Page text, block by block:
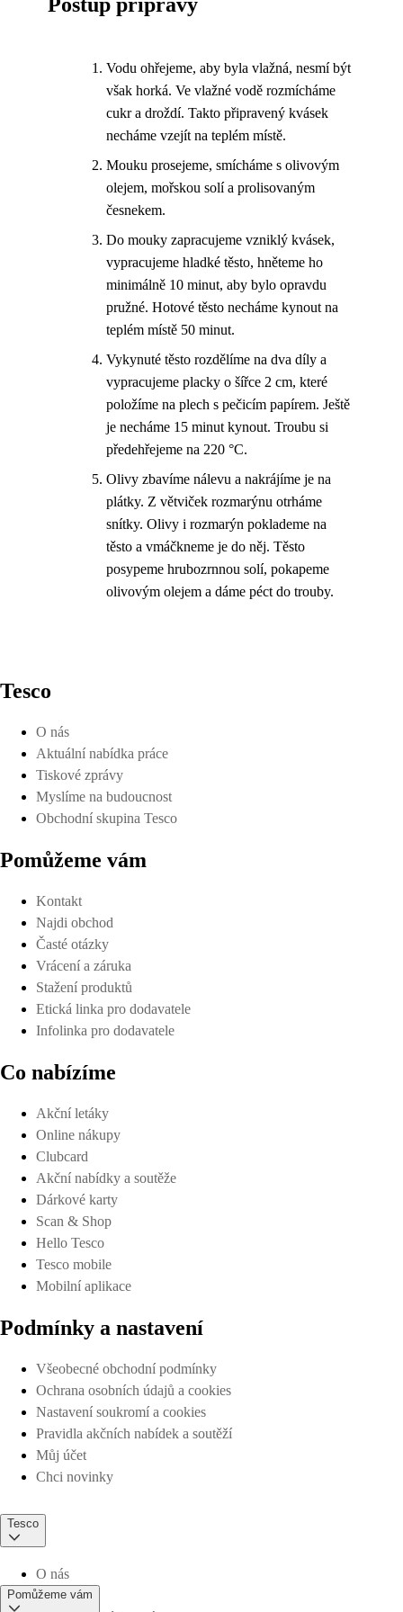
Vodu ohřejeme, aby byla vlažná, nesmí být
však horká. Ve vlažné vodě rozmícháme
cukr a droždí. Takto připravený kvásek
necháme vzejít na teplém místě.
Mouku prosejeme, smícháme s olivovým
olejem, mořskou solí a prolisovaným
česnekem.
Do mouky zapracujeme vzniklý kvásek,
vypracujeme hladké těsto, hněteme ho
minimálně 10 minut, aby bylo opravdu
pružné. Hotové těsto necháme kynout na
teplém místě 50 minut.
Vykynuté těsto rozdělíme na dva díly a
vypracujeme placky o šířce 2 cm, které
položíme na plech s pečicím papírem. Ještě
je necháme 15 minut kynout. Troubu si
předehřejeme na 220 °C.
Olivy zbavíme nálevu a nakrájíme je na
plátky. Z větviček rozmarýnu otrháme
snítky. Olivy i rozmarýn poklademe na
těsto a vmáčkneme je do něj. Těsto
posypeme hrubozrnnou solí, pokapeme
olivovým olejem a dáme péct do trouby.
Tesco
O nás
Aktuální nabídka práce
Tiskové zprávy
Myslíme na budoucnost
Obchodní skupina Tesco
Pomůžeme vám
Kontakt
Najdi obchod
Časté otázky
Vrácení a záruka
Stažení produktů
Etická linka pro dodavatele
Infolinka pro dodavatele
Co nabízíme
Akční letáky
Online nákupy
Clubcard
Akční nabídky a soutěže
Dárkové karty
Scan & Shop
Hello Tesco
Tesco mobile
Mobilní aplikace
Podmínky a nastavení
Všeobecné obchodní podmínky
Ochrana osobních údajů a cookies
Nastavení soukromí a cookies
Pravidla akčních nabídek a soutěží
Můj účet
Chci novinky
Tesco
O nás
Pomůžeme vám